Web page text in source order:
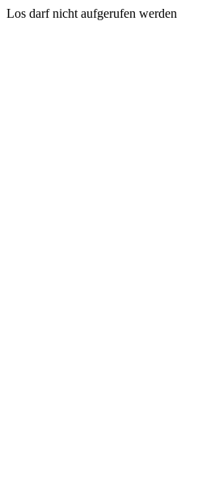
Los darf nicht aufgerufen werden